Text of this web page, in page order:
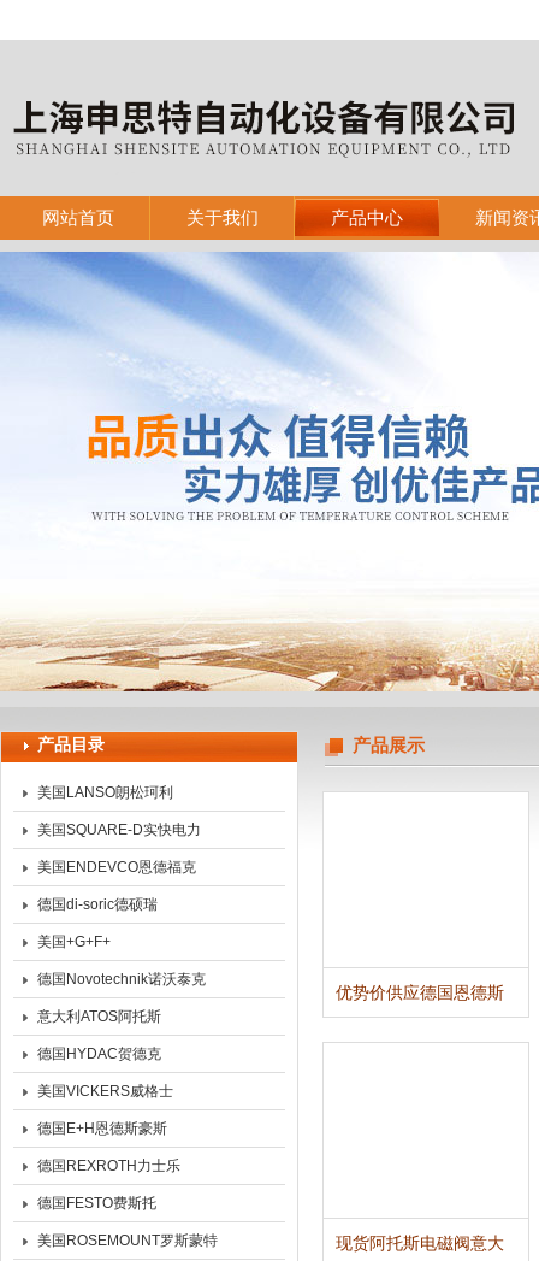
上海申思特自动化设备有限公司
网站首页 关于我们 产品中心 新闻资
产品目录
美国LANSO朗松珂利
美国SQUARE-D实快电力
美国ENDEVCO恩德福克
德国di-soric德硕瑞
美国+G+F+
德国Novotechnik诺沃泰克
意大利ATOS阿托斯
德国HYDAC贺德克
美国VICKERS威格士
德国E+H恩德斯豪斯
德国REXROTH力士乐
德国FESTO费斯托
美国ROSEMOUNT罗斯蒙特
产品展示
优势价供应德国恩德斯
豪斯微波限位开关
现货阿托斯电磁阀意大